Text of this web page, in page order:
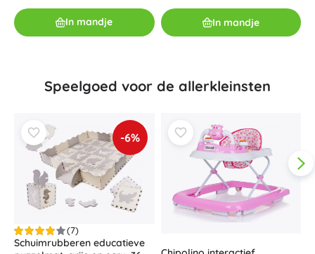
In mandje In mandje
Speelgoed voor de allerkleinsten
-6%
(7)
Schuimrubberen educatieve